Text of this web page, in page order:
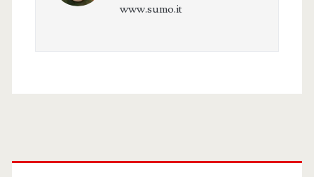
www.sumo.it
Primary